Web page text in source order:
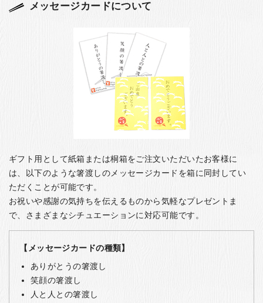
メッセージカードについて
ギフト用として紙箱または桐箱をご注文いただいたお客様に
は、以下のような箸渡しのメッセージカードを箱に同封してい
ただくことが可能です。
お祝いや感謝の気持ちを伝えるものから気軽なプレゼントま
で、さまざまなシチュエーションに対応可能です。
【メッセージカードの種類】
ありがとうの箸渡し
笑顔の箸渡し
人と人との箸渡し